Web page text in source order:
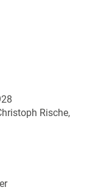
Rische,